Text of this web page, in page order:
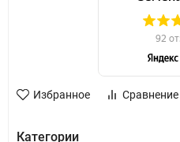
Избранное Сравнение
Категории